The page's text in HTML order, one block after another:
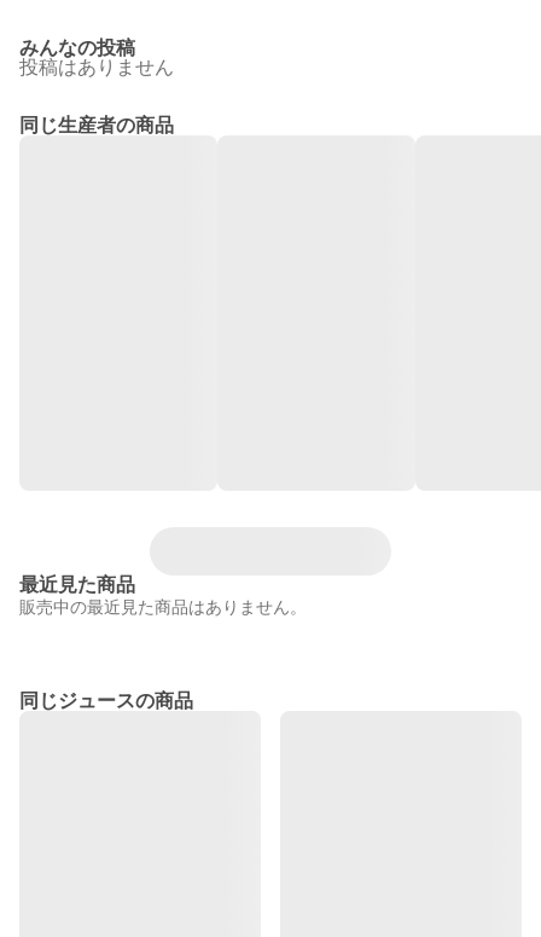
みんなの投稿
投稿はありません
同じ生産者の商品
最近見た商品
販売中の最近見た商品はありません。
同じジュースの商品